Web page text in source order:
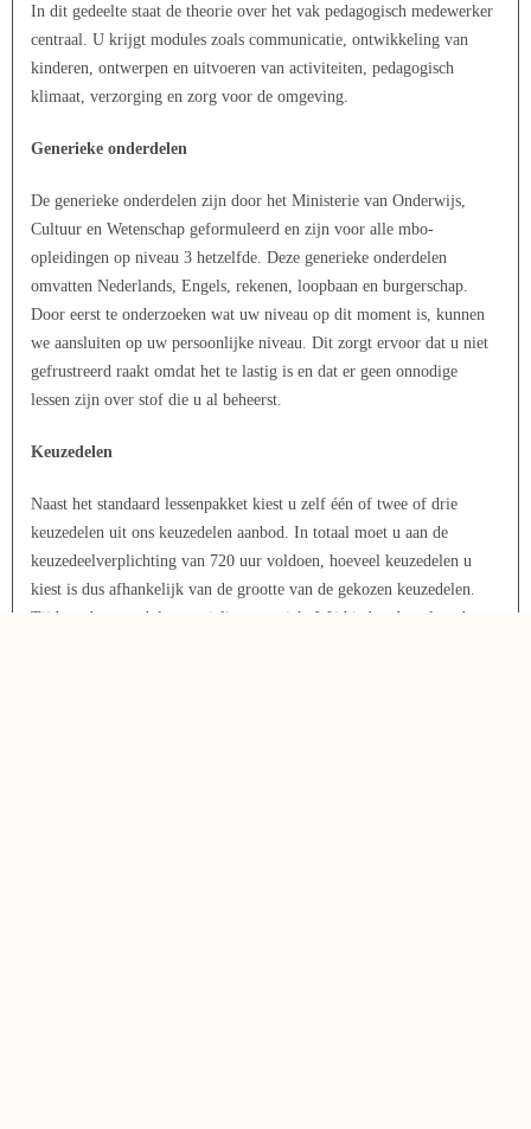
In dit gedeelte staat de theorie over het vak pedagogisch medewerker
centraal. U krijgt modules zoals communicatie, ontwikkeling van
kinderen, ontwerpen en uitvoeren van activiteiten, pedagogisch
klimaat, verzorging en zorg voor de omgeving.
Generieke onderdelen
De generieke onderdelen zijn door het Ministerie van Onderwijs,
Cultuur en Wetenschap geformuleerd en zijn voor alle mbo-
opleidingen op niveau 3 hetzelfde. Deze generieke onderdelen
omvatten Nederlands, Engels, rekenen, loopbaan en burgerschap.
Door eerst te onderzoeken wat uw niveau op dit moment is, kunnen
we aansluiten op uw persoonlijke niveau. Dit zorgt ervoor dat u niet
gefrustreerd raakt omdat het te lastig is en dat er geen onnodige
lessen zijn over stof die u al beheerst.
Keuzedelen
Naast het standaard lessenpakket kiest u zelf één of twee of drie
keuzedelen uit ons keuzedelen aanbod. In totaal moet u aan de
keuzedeelverplichting van 720 uur voldoen, hoeveel keuzedelen u
kiest is dus afhankelijk van de grootte van de gekozen keuzedelen.
Tijdens deze modules specialiseert u zich. Wij bieden de volgende